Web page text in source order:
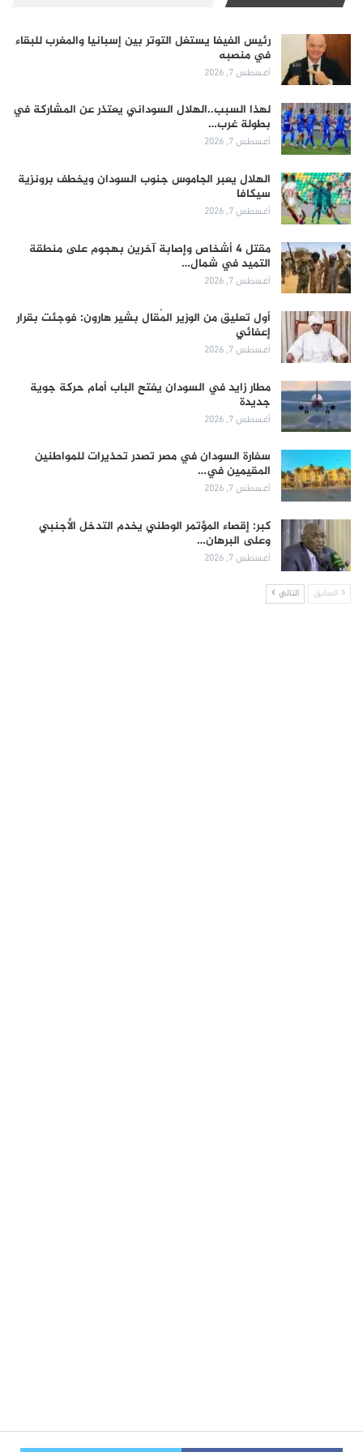
رئيس الفيفا يستغل التوتر بين إسبانيا والمغرب للبقاء
في منصبه
أغسطس 7, 2026
لهذا السبب..الهلال السوداني يعتذر عن المشاركة في
بطولة غرب…
أغسطس 7, 2026
الهلال يعبر الجاموس جنوب السودان ويخطف برونزية
سيكافا
أغسطس 7, 2026
مقتل 4 أشخاص وإصابة آخرين بهجوم على منطقة
التميد في شمال…
أغسطس 7, 2026
أول تعليق من الوزير المُقال بشير هارون: فوجئت بقرار
إعفائي
أغسطس 7, 2026
مطار زايد في السودان يفتح الباب أمام حركة جوية
جديدة
أغسطس 7, 2026
سفارة السودان في مصر تصدر تحذيرات للمواطنين
المقيمين في…
أغسطس 7, 2026
كبر: إقصاء المؤتمر الوطني يخدم التدخل الأجنبي
وعلى البرهان…
أغسطس 7, 2026
السابق التالي